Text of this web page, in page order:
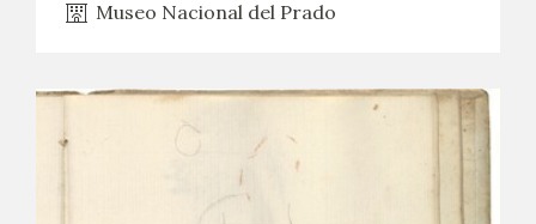
Museo Nacional del Prado